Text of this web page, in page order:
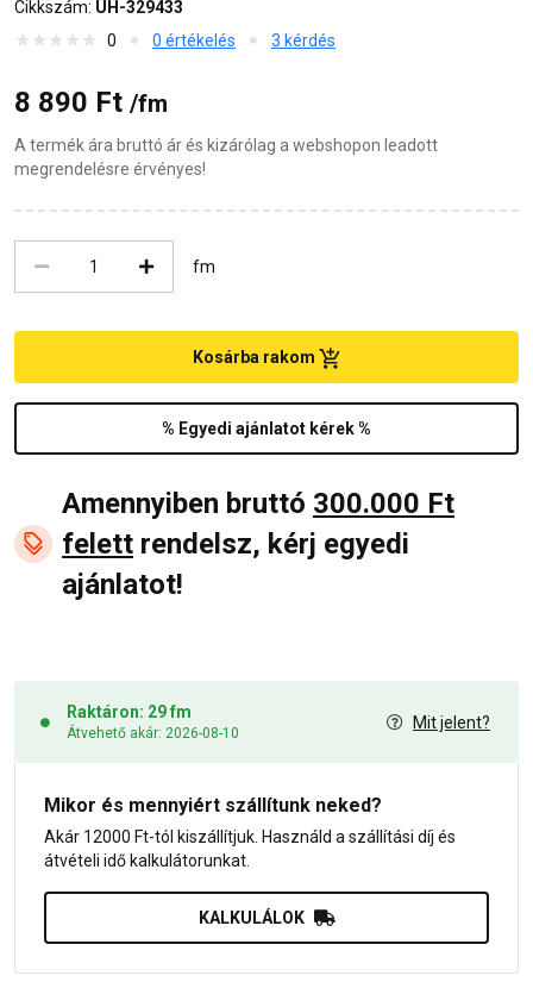
Cikkszám: UH-329433
0
0 értékelés 3 kérdés
8 890 Ft /fm
A termék ára bruttó ár és kizárólag a webshopon leadott
megrendelésre érvényes!
fm
% Egyedi ajánlatot kérek %
Kosárba rakom
Amennyiben bruttó 300.000 Ft
felett rendelsz, kérj egyedi
ajánlatot!
Raktáron: 29 fm
Átvehető akár: 2026-08-10
Mit jelent?
Mikor és mennyiért szállítunk neked?
Akár 12000 Ft-tól kiszállítjuk. Használd a szállítási díj és
átvételi idő kalkulátorunkat.
KALKULÁLOK